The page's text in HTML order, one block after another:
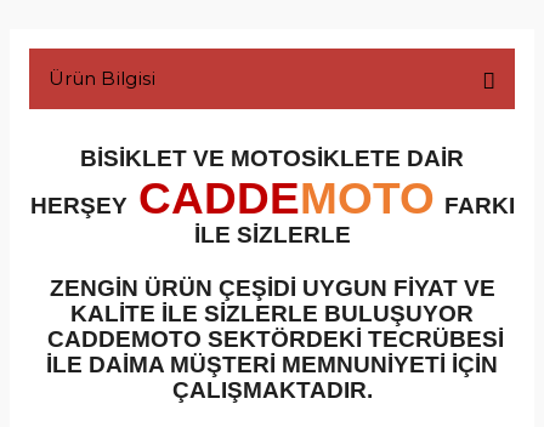
Ürün Bilgisi
BİSİKLET VE MOTOSİKLETE DAİR
HERŞEY CADDEMOTO FARKI
İLE SİZLERLE
ZENGİN ÜRÜN ÇEŞİDİ UYGUN FİYAT VE
KALİTE İLE SİZLERLE BULUŞUYOR
CADDEMOTO SEKTÖRDEKİ TECRÜBESİ
İLE DAİMA MÜŞTERİ MEMNUNİYETİ İÇİN
ÇALIŞMAKTADIR.